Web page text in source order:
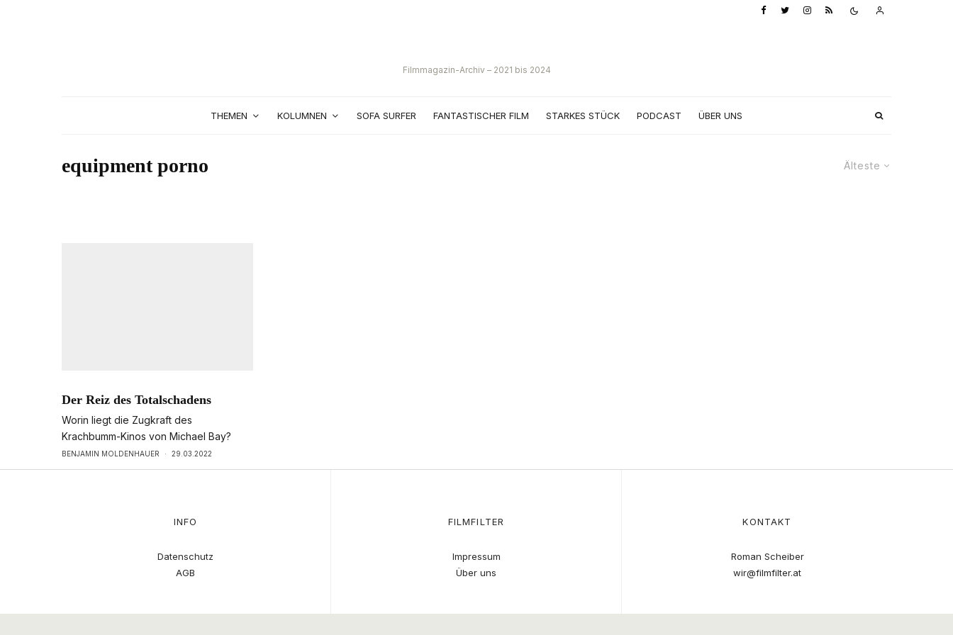
Filmmagazin-Archiv – 2021 bis 2024
THEMEN KOLUMNEN SOFA SURFER FANTASTISCHER FILM STARKES STÜCK PODCAST ÜBER UNS
Älteste
equipment porno
Der Reiz des Totalschadens
Worin liegt die Zugkraft des
Krachbumm-Kinos von Michael Bay?
BENJAMIN MOLDENHAUER · 29.03.2022
INFO
Datenschutz
AGB
FILMFILTER
Impressum
Über uns
KONTAKT
Roman Scheiber
wir@filmfilter.at